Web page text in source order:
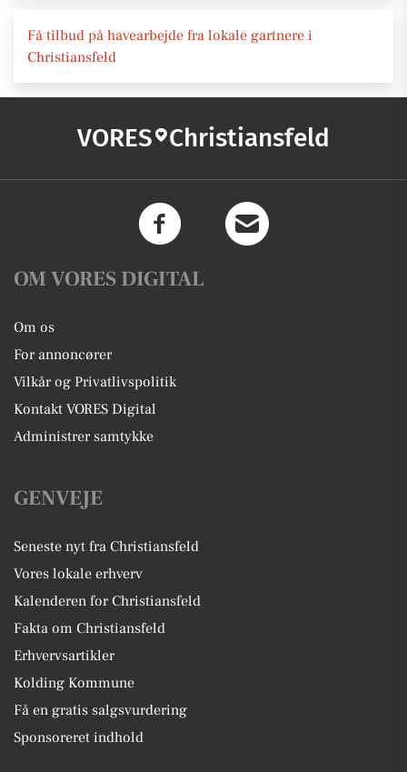
Få tilbud på havearbejde fra lokale gartnere i
Christiansfeld
VORES Christiansfeld
OM VORES DIGITAL
Om os
For annoncører
Vilkår og Privatlivspolitik
Kontakt VORES Digital
Administrer samtykke
GENVEJE
Seneste nyt fra Christiansfeld
Vores lokale erhverv
Kalenderen for Christiansfeld
Fakta om Christiansfeld
Erhvervsartikler
Kolding Kommune
Få en gratis salgsvurdering
Sponsoreret indhold